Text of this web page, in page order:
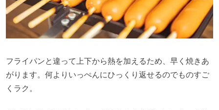
フライパンと違って上下から熱を加えるため、早く焼きあ
がります。何よりいっぺんにひっくり返せるのでものすご
くラク。